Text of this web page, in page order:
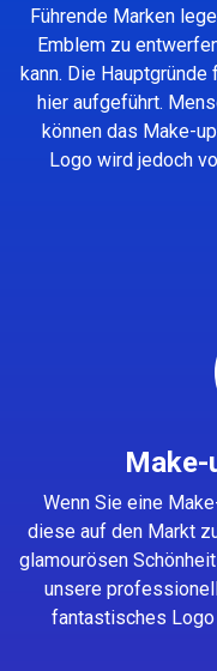
Führende Marken
Emblem zu
kann. Die
hier aufgeführt.
können das Make-
Logo wird jedoch
Wenn Sie eine
diese auf den Markt
glamourösen
unsere
fantastisches